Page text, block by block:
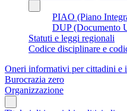
PIAO (Piano
DUP (Documento
Statuti e leggi regionali
Codice disciplinare e
Oneri informativi per cittadini e
Burocrazia zero
Organizzazione